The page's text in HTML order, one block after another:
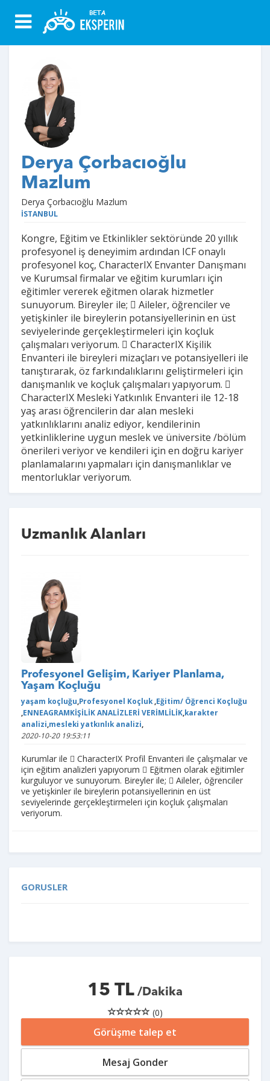
Derya Çorbacıoğlu
Mazlum
Derya Çorbacıoğlu Mazlum
İSTANBUL
Kongre, Eğitim ve Etkinlikler sektöründe 20 yıllık
profesyonel iş deneyimim ardından ICF onaylı
profesyonel koç, CharacterIX Envanter Danışmanı
ve Kurumsal firmalar ve eğitim kurumları için
eğitimler vererek eğitmen olarak hizmetler
sunuyorum. Bireyler ile;  Aileler, öğrenciler ve
yetişkinler ile bireylerin potansiyellerinin en üst
seviyelerinde gerçekleştirmeleri için koçluk
çalışmaları veriyorum.  CharacterIX Kişilik
Envanteri ile bireyleri mizaçları ve potansiyelleri ile
tanıştırarak, öz farkındalıklarını geliştirmeleri için
danışmanlık ve koçluk çalışmaları yapıyorum. 
CharacterIX Mesleki Yatkınlık Envanteri ile 12-18
yaş arası öğrencilerin dar alan mesleki
yatkınlıklarını analiz ediyor, kendilerinin
yetkinliklerine uygun meslek ve üniversite /bölüm
önerileri veriyor ve kendileri için en doğru kariyer
planlamalarını yapmaları için danışmanlıklar ve
mentorluklar veriyorum.
Uzmanlık Alanları
Profesyonel Gelişim, Kariyer Planlama,
Yaşam Koçluğu
yaşam koçluğu Profesyonel Koçluk Eğitim/ Öğrenci Koçluğu
ENNEAGRAMKİŞİLİK ANALİZLERİ VERİMLİLİK karakter
analizi mesleki yatkınlık analizi
2020-10-20 19:53:11
Kurumlar ile  CharacterIX Profil Envanteri ile çalışmalar ve
için eğitim analizleri yapıyorum  Eğitmen olarak eğitimler
kurguluyor ve sunuyorum. Bireyler ile;  Aileler, öğrenciler
ve yetişkinler ile bireylerin potansiyellerinin en üst
seviyelerinde gerçekleştirmeleri için koçluk çalışmaları
veriyorum.
GORUSLER
15 TL /Dakika
(0)
Görüşme talep et
Mesaj Gonder